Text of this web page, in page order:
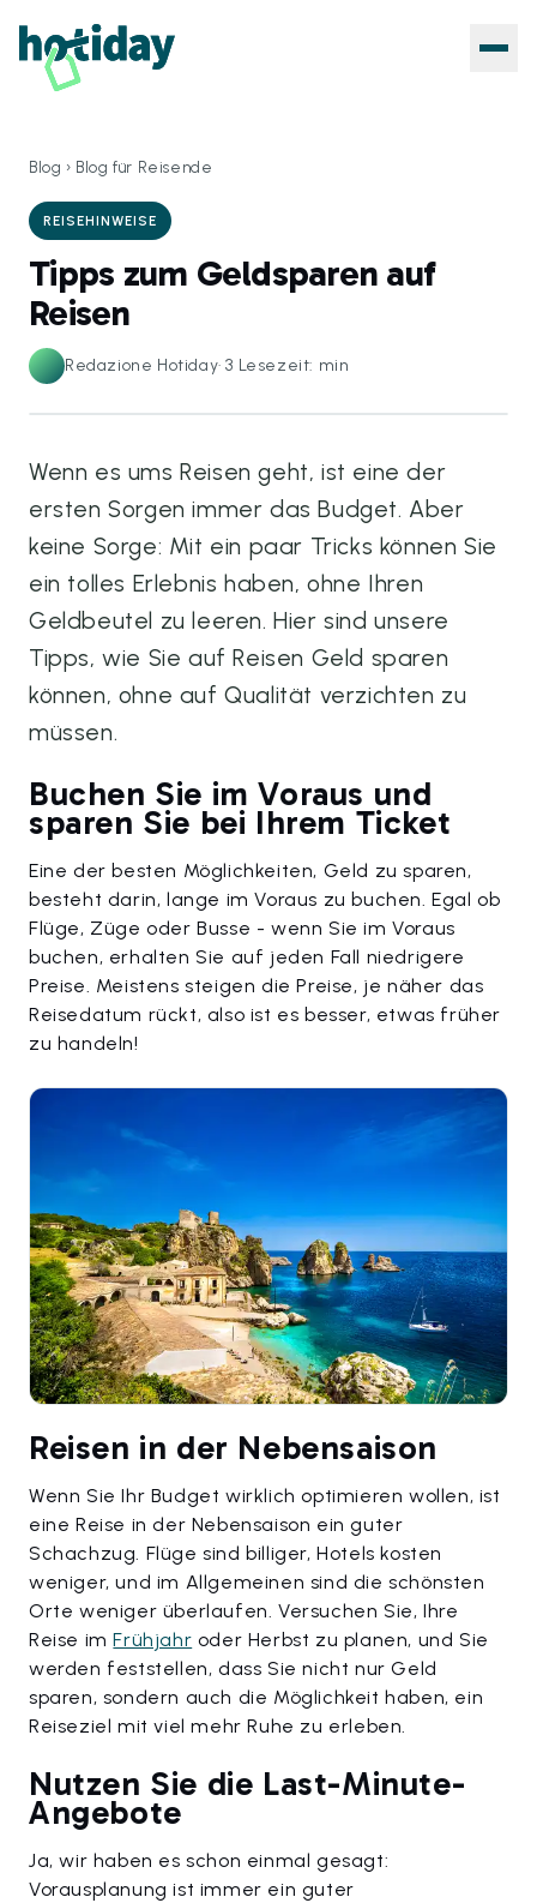
Blog › Blog für Reisende
REISEHINWEISE
Tipps zum Geldsparen auf
Reisen
Redazione Hotiday·3 Lesezeit: min
Wenn es ums Reisen geht, ist eine der
ersten Sorgen immer das Budget. Aber
keine Sorge: Mit ein paar Tricks können Sie
ein tolles Erlebnis haben, ohne Ihren
Geldbeutel zu leeren. Hier sind unsere
Tipps, wie Sie auf Reisen Geld sparen
können, ohne auf Qualität verzichten zu
müssen.
Buchen Sie im Voraus und
sparen Sie bei Ihrem Ticket
Eine der besten Möglichkeiten, Geld zu sparen,
besteht darin, lange im Voraus zu buchen. Egal ob
Flüge, Züge oder Busse - wenn Sie im Voraus
buchen, erhalten Sie auf jeden Fall niedrigere
Preise. Meistens steigen die Preise, je näher das
Reisedatum rückt, also ist es besser, etwas früher
zu handeln!
Reisen in der Nebensaison
Wenn Sie Ihr Budget wirklich optimieren wollen, ist
eine Reise in der Nebensaison ein guter
Schachzug. Flüge sind billiger, Hotels kosten
weniger, und im Allgemeinen sind die schönsten
Orte weniger überlaufen. Versuchen Sie, Ihre
Reise imFrühjahr oder Herbst zu planen, und Sie
werden feststellen, dass Sie nicht nur Geld
sparen, sondern auch die Möglichkeit haben, ein
Reiseziel mit viel mehr Ruhe zu erleben.
Nutzen Sie die Last-Minute-
Angebote
Ja, wir haben es schon einmal gesagt:
Vorausplanung ist immer ein guter